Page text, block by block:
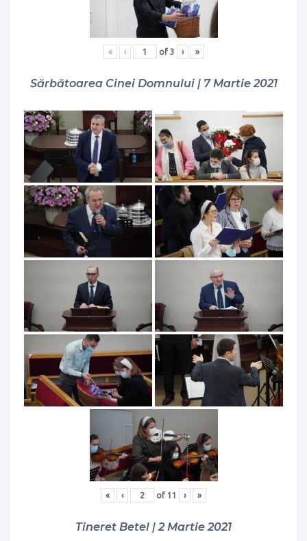
« ‹ of 3 › »
Sărbătoarea Cinei Domnului | 7 Martie 2021
« ‹ of 11 › »
Tineret Betel | 2 Martie 2021